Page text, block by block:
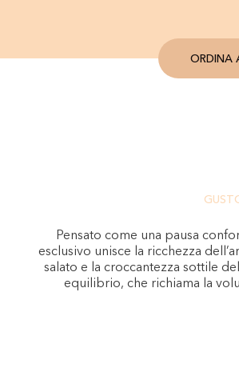
ORDINA
Pensato come una pausa
esclusivo unisce la ricchezza
salato e la croccantezza sottile
equilibrio, che richiama la